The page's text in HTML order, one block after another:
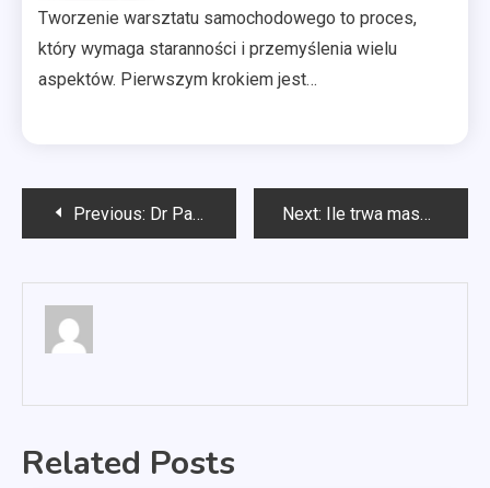
Tworzenie warsztatu samochodowego to proces,
który wymaga staranności i przemyślenia wielu
aspektów. Pierwszym krokiem jest…
Nawigacja
Previous: Dr Paweł Dobosz najlepsze implanty Szczecin Next: Ile trwa masaż relaksacyjny?
Related Posts